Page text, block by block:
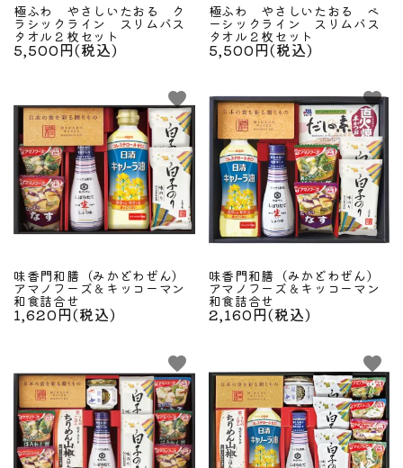
極ふわ やさしいたおる ク
ラシックライン スリムバス
タオル２枚セット
5,500円(税込)
極ふわ やさしいたおる ベ
ーシックライン スリムバス
タオル２枚セット
5,500円(税込)
味香門和膳（みかどわぜん）
アマノフーズ＆キッコーマン
和食詰合せ
1,620円(税込)
favorite
味香門和膳（みかどわぜん）
アマノフーズ＆キッコーマン
和食詰合せ
2,160円(税込)
favorite
favorite favorite